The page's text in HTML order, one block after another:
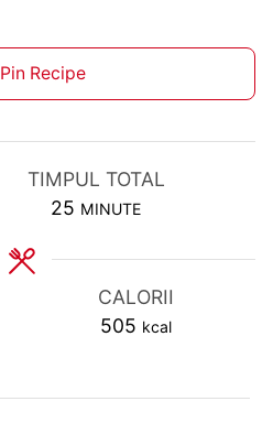
Pin Recipe
TIMPUL TOTAL
25 MINUTES
MINUTE
CALORII
505 kcal